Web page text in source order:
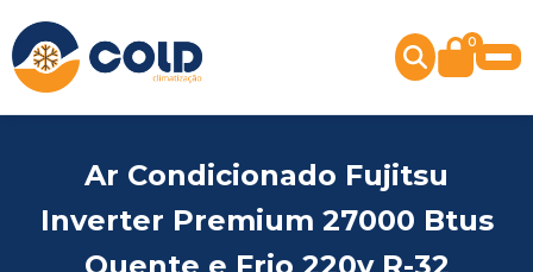
0
Ar Condicionado Fujitsu
Inverter Premium 27000 Btus